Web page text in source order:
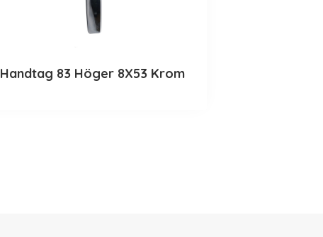
Handtag 83 Höger 8X53 Krom